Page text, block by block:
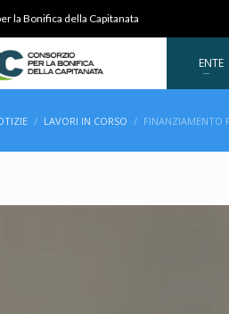
la Bonifica della Capitanata
ENTE
LAVORI IN CORSO FINANZIAMENTO